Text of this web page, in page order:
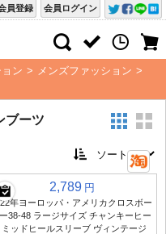
会員ログイン
員登録
ン > メンズファッション >
ブーツ
2,789 円
年ヨーロッパ・アメリカクロスボー
38-48 ラージサイズ チャンキーヒー
ミッドヒールスリーブ ヴィンテージ